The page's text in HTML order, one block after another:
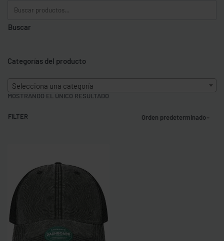
Buscar
Categorías del producto
Selecciona una categoría
MOSTRANDO EL ÚNICO RESULTADO
Orden predeterminado
FILTER